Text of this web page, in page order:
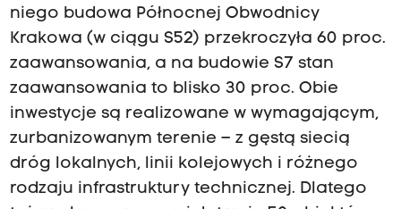
niego budowa Północnej Obwodnicy
Krakowa (w ciągu S52) przekroczyła 60 proc.
zaawansowania, a na budowie S7 stan
zaawansowania to blisko 30 proc. Obie
inwestycje są realizowane w wymagającym,
zurbanizowanym terenie – z gęstą siecią
dróg lokalnych, linii kolejowych i różnego
rodzaju infrastruktury technicznej. Dlatego